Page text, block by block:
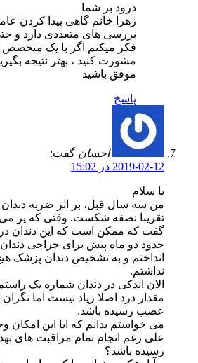
درود بر شما
زهرا خانم گاهی پیدا کردن
بررسی های متعددی دارد و
فکر میکنم اگر با یک
مشورت کنید ، بهتر نتیجه
موفق باشید
پاسخ
احسان گفت:
2019-02-12 در 15:02
با سلام
من سه سال قبل، بر اثر ضربه
تقریبا نصفه شکست. وقتی که پر
گفت که ممکن است که این دندان
حدود دو ماه پیش برای جراحی
انداختم و به تشخیص دندان پزشک
نداشتم.
الان اندکی در دندان شماره یک
مقدار درد اصلا زیاد نیست اما
عصب رسیده باشد.
می خواستم بدانم که ایا این امکان
علی رغم انجام تمام مراقبت های
رسیده باشد؟